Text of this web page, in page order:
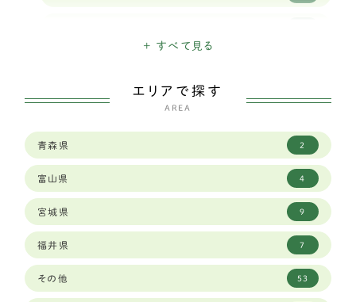
スタンダードプードル
ボーダーコリー 23
セントバーナード 2
バーニーズマウンテンドッグ 6
ロットワイラー 1
ワイマラナー 3
+ すべて見る
エリアで探す
AREA
青森県 2
富山県 4
宮城県 9
福井県 7
その他 53